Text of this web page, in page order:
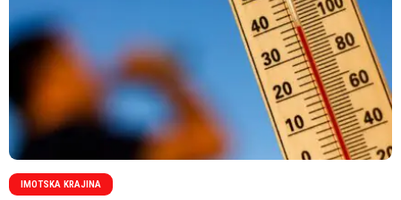
IMOTSKA KRAJINA